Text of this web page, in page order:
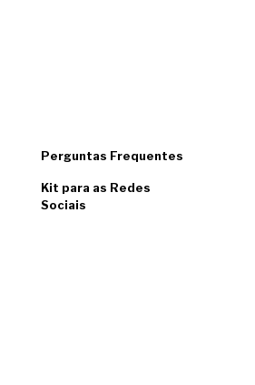
Perguntas Frequentes
Kit para as Redes
Sociais